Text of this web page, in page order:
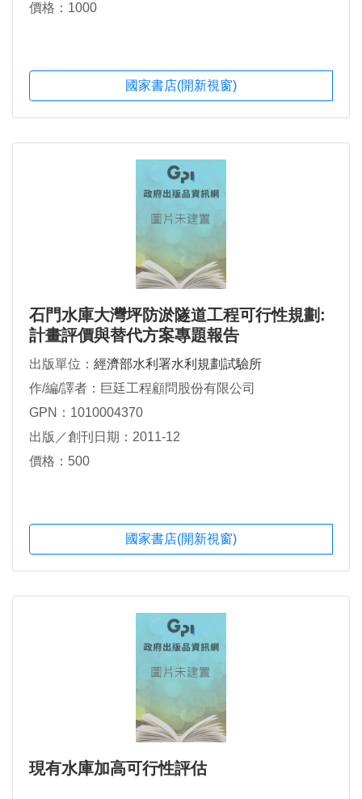
價格：1000
國家書店(開新視窗)
石門水庫大灣坪防淤隧道工程可行性規劃:
計畫評價與替代方案專題報告
出版單位： 經濟部水利署水利規劃試驗所
作/編/譯者：巨廷工程顧問股份有限公司
GPN：1010004370
出版／創刊日期：2011-12
價格：500
國家書店(開新視窗)
現有水庫加高可行性評估